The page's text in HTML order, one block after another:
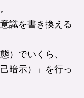
識を書き換える
）でいくら、
暗示）」を行っ